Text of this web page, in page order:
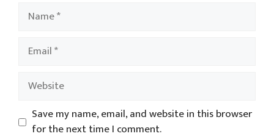
Name
Email
Website
Save my name, email, and website in this browser
for the next time I comment.